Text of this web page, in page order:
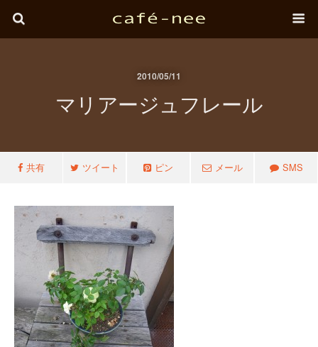
2010/05/11
マリアージュフレール
共有 ツイート ピン メール SMS